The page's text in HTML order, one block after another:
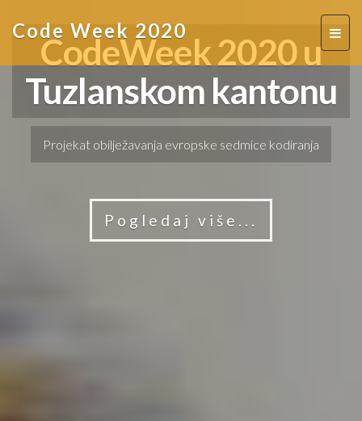
Toggle
Code Week 2020
CodeWeek 2020 u
Tuzlanskom kantonu
Projekat obilježavanja evropske sedmice kodiranja
Pogledaj više...